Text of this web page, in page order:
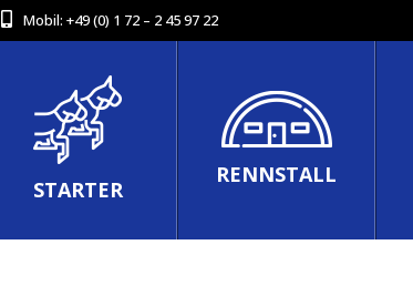
Mobil: +49 (0) 1 72 – 2 45 97 22
STARTER
RENNSTALL